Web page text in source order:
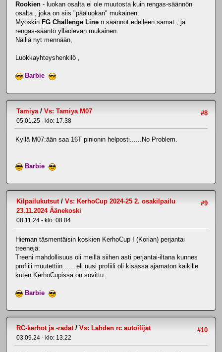
Rookien - luokan osalta ei ole muutosta kuin rengas-säännön
osalta , joka on siis "pääluokan" mukainen.
Myöskin FG Challenge Line:n säännöt edelleen samat , ja
rengas-sääntö ylläolevan mukainen.
Näillä nyt mennään,
Luokkayhteyshenkilö ,
Barbie
#8
Tamiya / Vs: Tamiya M07
05.01.25 - klo: 17.38
Kyllä M07:ään saa 16T pinionin helposti......No Problem.
Barbie
#9
Kilpailukutsut/ Vs: KerhoCup 2024-25 2. osakilpailu
23.11.2024 Äänekoski
08.11.24 - klo: 08.04
Hieman täsmentäisin koskien KerhoCup I (Korian) perjantai
treenejä:
Treeni mahdollisuus oli meillä siihen asti perjantai-iltana kunnes
profiili muutettiin...... eli uusi profiili oli kisassa ajamaton kaikille
kuten KerhoCupissa on sovittu.
Barbie
#10
RC-kerhot ja -radat/ Vs: Lahden rc autoilijat
03.09.24 - klo: 13.22